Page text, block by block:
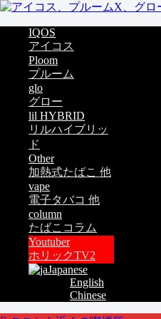
IQOS
アイコス
Ploom
プルーム
glo
グロー
lil HYBRID
リルハイブリッ
ド
Other
加熱式たばこ 他
vape
電子タバコ 他
column
たばこコラム
Youtuber
ホリックTV2
Japanese
English
Chinese